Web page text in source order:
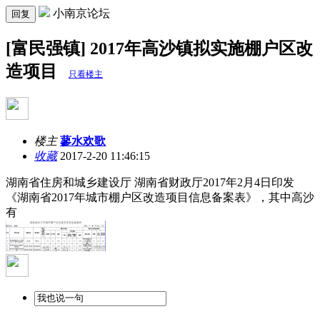
回复 小南京论坛
[富民强镇] 2017年高沙镇拟实施棚户区改
造项目
只看楼主
楼主 蓼水欢歌
收藏2017-2-20 11:46:15
湖南省住房和城乡建设厅 湖南省财政厅2017年2月4日 印发
《湖南省2017年城市棚户区改造项目信息备案表》，其中高沙
有